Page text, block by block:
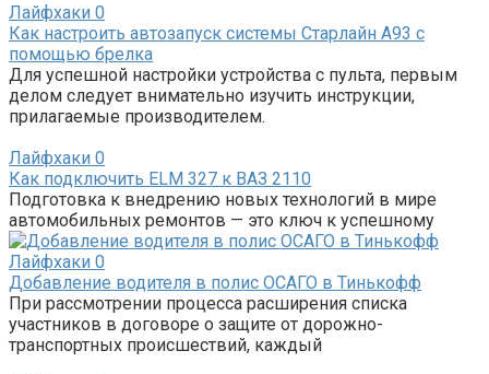
Лайфхаки 0
Как настроить автозапуск системы Старлайн А93 с
помощью брелка
Для успешной настройки устройства с пульта, первым
делом следует внимательно изучить инструкции,
прилагаемые производителем.
Лайфхаки 0
Как подключить ELM 327 к ВАЗ 2110
Подготовка к внедрению новых технологий в мире
автомобильных ремонтов — это ключ к успешному
Лайфхаки 0
Добавление водителя в полис ОСАГО в Тинькофф
При рассмотрении процесса расширения списка
участников в договоре о защите от дорожно-
транспортных происшествий, каждый